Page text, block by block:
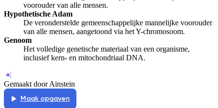
voorouder van alle mensen.
Hypothetische Adam
De veronderstelde gemeenschappelijke mannelijke voorouder
van alle mensen, aangetoond via het Y-chromosoom.
Genoom
Het volledige genetische materiaal van een organisme,
inclusief kern- en mitochondriaal DNA.
Gemaakt door Ainstein
Maak opgaven